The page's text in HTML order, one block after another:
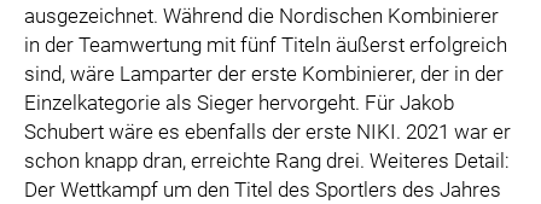
ausgezeichnet. Während die Nordischen Kombinierer
in der Teamwertung mit fünf Titeln äußerst erfolgreich
sind, wäre Lamparter der erste Kombinierer, der in der
Einzelkategorie als Sieger hervorgeht. Für Jakob
Schubert wäre es ebenfalls der erste NIKI. 2021 war er
schon knapp dran, erreichte Rang drei. Weiteres Detail:
Der Wettkampf um den Titel des Sportlers des Jahres